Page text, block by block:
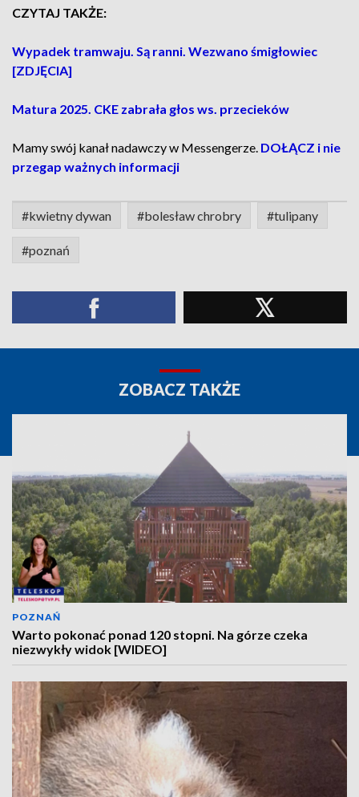
CZYTAJ TAKŻE:
Wypadek tramwaju. Są ranni. Wezwano śmigłowiec
[ZDJĘCIA]
Matura 2025. CKE zabrała głos ws. przecieków
Mamy swój kanał nadawczy w Messengerze. DOŁĄCZ i nie
przegap ważnych informacji
#kwietny dywan #bolesław chrobry #tulipany
#poznań
ZOBACZ TAKŻE
POZNAŃ
Warto pokonać ponad 120 stopni. Na górze czeka
niezwykły widok [WIDEO]